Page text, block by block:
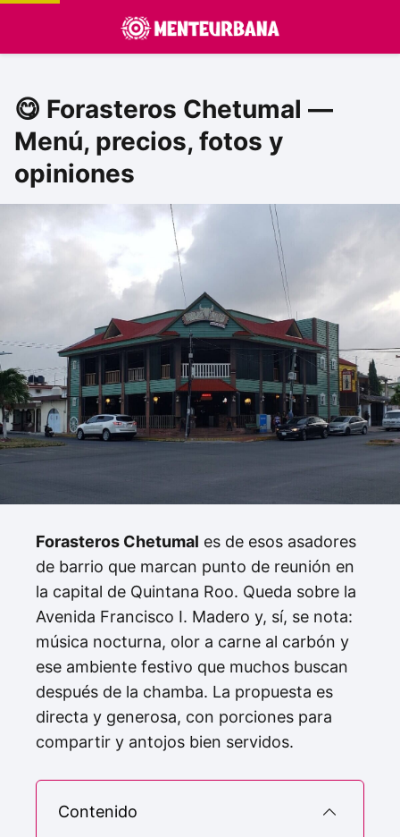
😋 Forasteros Chetumal —
Menú, precios, fotos y
opiniones
Forasteros Chetumal es de esos asadores
de barrio que marcan punto de reunión en
la capital de Quintana Roo. Queda sobre la
Avenida Francisco I. Madero y, sí, se nota:
música nocturna, olor a carne al carbón y
ese ambiente festivo que muchos buscan
después de la chamba. La propuesta es
directa y generosa, con porciones para
compartir y antojos bien servidos.
Contenido